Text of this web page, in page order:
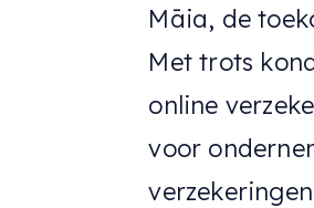
Māia, de
Met trots
online
voor